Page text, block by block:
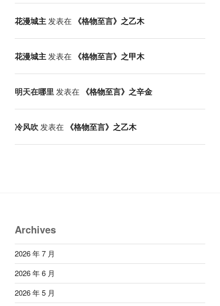
花漫城主发表在 《格物至言》之乙木
花漫城主发表在 《格物至言》之甲木
明天在哪里发表在 《格物至言》之辛金
冷风吹 发表在 《格物至言》之乙木
Archives
2026 年 7 月
2026 年 6 月
2026 年 5 月